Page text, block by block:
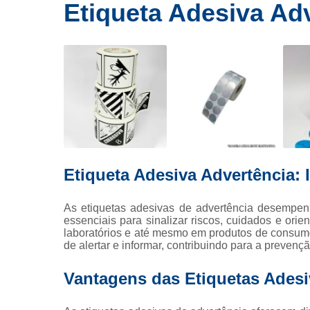
Ribbons
de cera
etiquetas
Fita
Etiqueta Adesiva
Etiqueta Adesiva Advertência:
As etiquetas adesivas de advertência
essenciais para sinalizar riscos, cuidados e
laboratórios e até mesmo em produtos de
de alertar e informar, contribuindo para a
Vantagens das Etiquetas